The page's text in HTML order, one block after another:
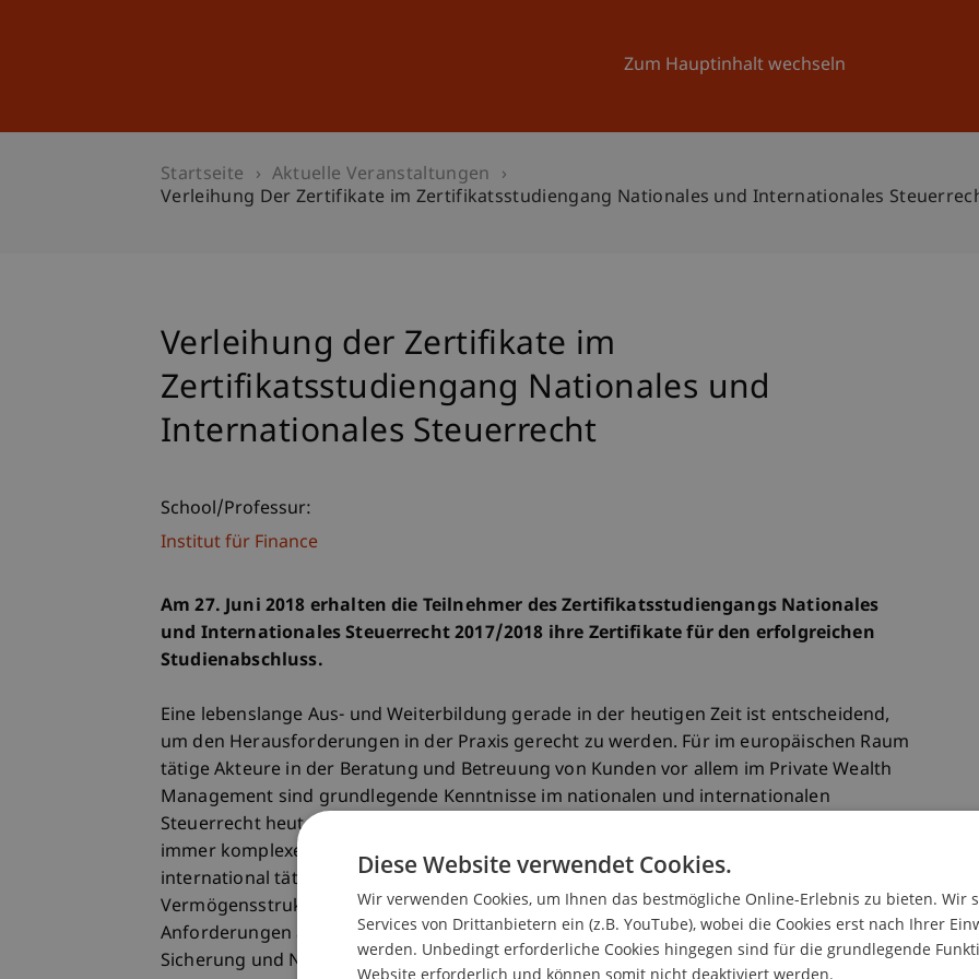
Zum Hauptinhalt wechseln
Universität Aktuelles
Startseite
Aktuelle Veranstaltungen
Verleihung Der Zertifikate im Zertifikatsstudiengang Nationales und Internationales
Verleihung der Zertifikate im
Zertifikatsstudiengang Nationales und
Internationales Steuerrecht
School/Professur:
Institut für Finance
Am 27. Juni 2018 erhalten die Teilnehmer des Zertifikatsstudiengangs Nationales
und Internationales Steuerrecht 2017/2018 ihre Zertifikate für den erfolgreichen
Studienabschluss.
Eine lebenslange Aus- und Weiterbildung gerade in der heutigen Zeit ist entscheidend,
um den Herausforderungen in der Praxis gerecht zu werden. Für im europäischen Raum
tätige Akteure in der Beratung und Betreuung von Kunden vor allem im Private Wealth
Management sind grundlegende Kenntnisse im nationalen und internationalen
Steuerrecht heute unabdingbar und Schlüsselkomponente für den Erfolg. Aufgrund der
immer komplexer werdenden wirtschaftlichen Verflechtungen und Beziehungen
international tätiger Unternehmen sowie von Privatpersonen, welche international über
Vermögensstrukturen in Finanzinstrumente investiert sind, werden hohe
Anforderungen an die Personen gestellt, die in der Beratung zur Strukturierung,
Sicherung und Nachfolge von Vermögen aktiv sind.
Diese Website verwendet Cookies.
Wir verwenden Cookies, um Ihnen das bestmögliche Online-Erlebnis zu bieten. Wir
Services von Drittanbietern ein (z.B. YouTube), wobei die Cookies erst nach Ihrer
werden. Unbedingt erforderliche Cookies hingegen sind für die grundlegende
Website erforderlich und können somit nicht deaktiviert werden.